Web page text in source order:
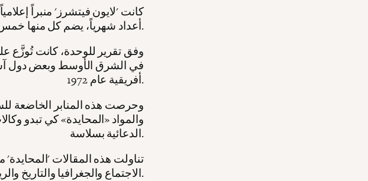
كانت 'لايون فيتشرز' منبراً
أعداد شهرياً، يضم كل منها خمس مقالات.
وفق تقرير للوحدة، كانت
أفريقية عام 1972.
وحرصت هذه المنابر الخاضعة
والمواد «المحايدة» كي تبدو
الدعائية بسلاسة.
تناولت هذه المقالات
الاجتماع والجغرافيا والتاريخ والرياضة.